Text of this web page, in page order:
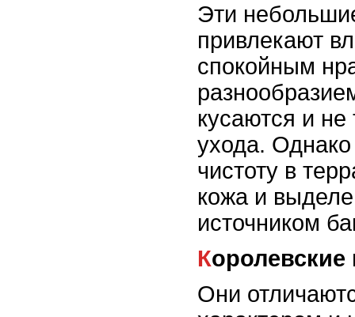
Эти
привлекают
спокойным
кусаются и
ухода.
чистоту в
кожа и
источником
Они